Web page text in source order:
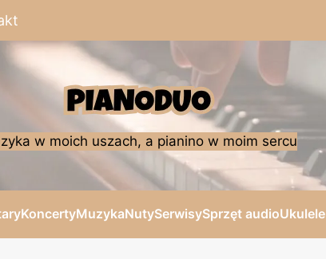
w moich uszach, a pianino w moim sercu
KoncertyMuzykaNutySerwisySprzęt audioUkulele